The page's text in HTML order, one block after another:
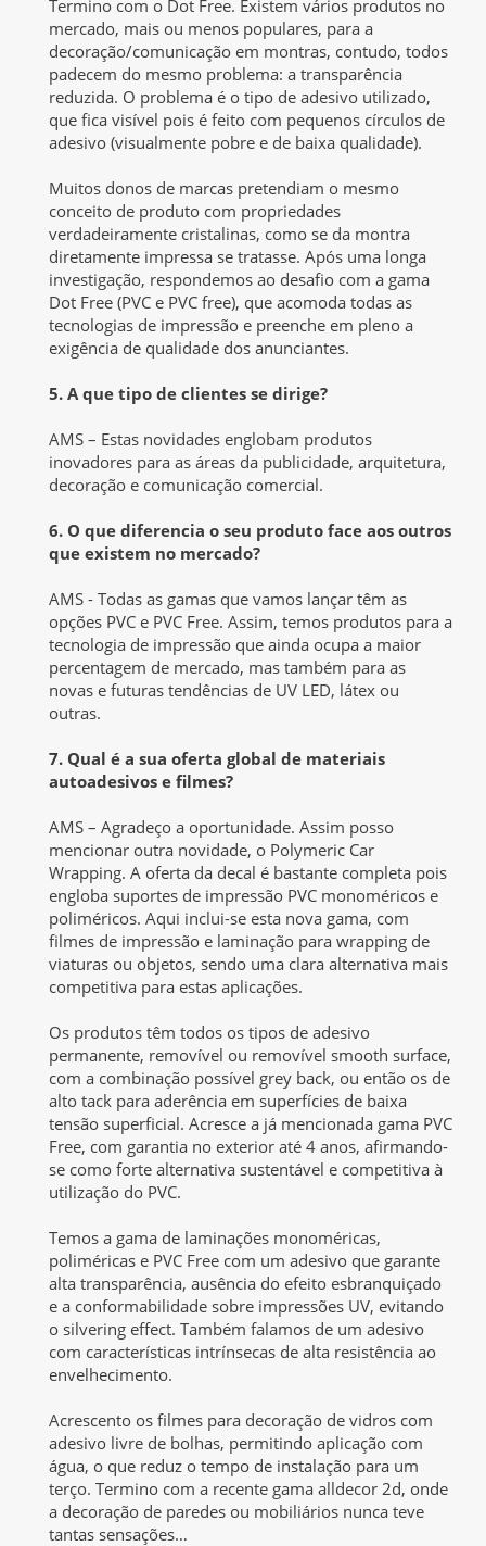
Termino com o Dot Free. Existem vários produtos no
mercado, mais ou menos populares, para a
decoração/comunicação em montras, contudo, todos
padecem do mesmo problema: a transparência
reduzida. O problema é o tipo de adesivo utilizado,
que fica visível pois é feito com pequenos círculos de
adesivo (visualmente pobre e de baixa qualidade).
Muitos donos de marcas pretendiam o mesmo
conceito de produto com propriedades
verdadeiramente cristalinas, como se da montra
diretamente impressa se tratasse. Após uma longa
investigação, respondemos ao desafio com a gama
Dot Free (PVC e PVC free), que acomoda todas as
tecnologias de impressão e preenche em pleno a
exigência de qualidade dos anunciantes.
5. A que tipo de clientes se dirige?
AMS – Estas novidades englobam produtos
inovadores para as áreas da publicidade, arquitetura,
decoração e comunicação comercial.
6. O que diferencia o seu produto face aos outros
que existem no mercado?
AMS - Todas as gamas que vamos lançar têm as
opções PVC e PVC Free. Assim, temos produtos para a
tecnologia de impressão que ainda ocupa a maior
percentagem de mercado, mas também para as
novas e futuras tendências de UV LED, látex ou
outras.
7. Qual é a sua oferta global de materiais
autoadesivos e filmes?
AMS – Agradeço a oportunidade. Assim posso
mencionar outra novidade, o Polymeric Car
Wrapping. A oferta da decal é bastante completa pois
engloba suportes de impressão PVC monoméricos e
poliméricos. Aqui inclui-se esta nova gama, com
filmes de impressão e laminação para wrapping de
viaturas ou objetos, sendo uma clara alternativa mais
competitiva para estas aplicações.
Os produtos têm todos os tipos de adesivo
permanente, removível ou removível smooth surface,
com a combinação possível grey back, ou então os de
alto tack para aderência em superfícies de baixa
tensão superficial. Acresce a já mencionada gama PVC
Free, com garantia no exterior até 4 anos, afirmando-
se como forte alternativa sustentável e competitiva à
utilização do PVC.
Temos a gama de laminações monoméricas,
poliméricas e PVC Free com um adesivo que garante
alta transparência, ausência do efeito esbranquiçado
e a conformabilidade sobre impressões UV, evitando
o silvering effect. Também falamos de um adesivo
com características intrínsecas de alta resistência ao
envelhecimento.
Acrescento os filmes para decoração de vidros com
adesivo livre de bolhas, permitindo aplicação com
água, o que reduz o tempo de instalação para um
terço. Termino com a recente gama alldecor 2d, onde
a decoração de paredes ou mobiliários nunca teve
tantas sensações…